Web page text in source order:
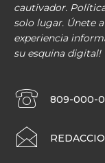
cautivador.
solo lugar. Únete
experiencia
su esquina digital!
809-000-